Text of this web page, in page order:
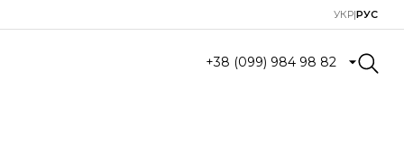
УКР|РУС
+38 (099) 984 98 82